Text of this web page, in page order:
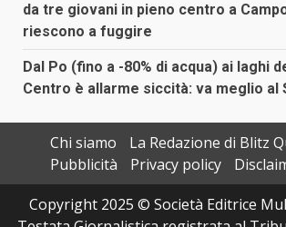
da tre giovani in pieno centro a
riescono a fuggire
Dal Po (fino a -80% di acqua) ai laghi
Centro è allarme siccità: va meglio al
Chi siamo
La Redazione di Blitz
Pubblicità
Privacy policy
Copyright 2025 © Società Editrice